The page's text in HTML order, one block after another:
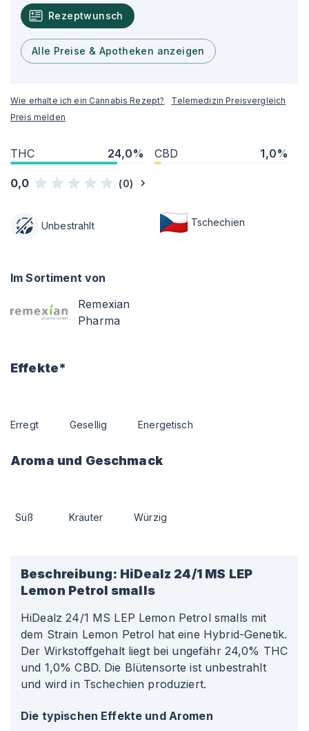
Rezeptwunsch
Alle Preise & Apotheken anzeigen
Wie erhalte ich ein Cannabis Rezept?
Telemedizin Preisvergleich
Preis melden
THC 24,0% CBD 1,0%
0,0 (0)
Unbestrahlt Tschechien
Im Sortiment von
Remexian
Pharma
Effekte*
Erregt Gesellig Energetisch
Aroma und Geschmack
Süß Kräuter Würzig
Beschreibung: HiDealz 24/1 MS LEP
Lemon Petrol smalls
HiDealz 24/1 MS LEP Lemon Petrol smalls mit
dem Strain Lemon Petrol hat eine Hybrid-Genetik.
Der Wirkstoffgehalt liegt bei ungefähr 24,0% THC
und 1,0% CBD. Die Blütensorte ist unbestrahlt
und wird in Tschechien produziert.
Die typischen Effekte und Aromen